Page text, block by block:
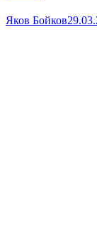
Яков Бойков